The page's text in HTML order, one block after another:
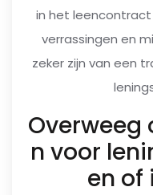
in het
verrassingen en
zeker zijn van een
Overweeg
n voor
en of